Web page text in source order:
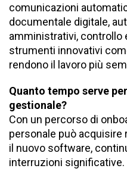
comunicazioni
documentale digitale,
amministrativi, controllo
strumenti innovativi
rendono il lavoro più
Quanto tempo serve
gestionale?
Con un percorso di
personale può
il nuovo software,
interruzioni significative.